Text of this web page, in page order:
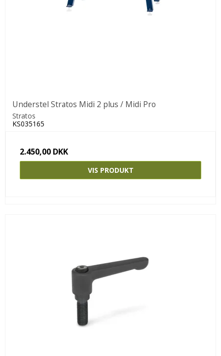
Understel Stratos Midi 2 plus / Midi Pro
Stratos
KS035165
2.450,00 DKK
VIS PRODUKT